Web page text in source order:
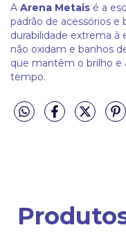
A Arena Metais é a
padrão de acessórios e
durabilidade extrema à
não oxidam e banhos
que mantêm o brilho e
tempo.